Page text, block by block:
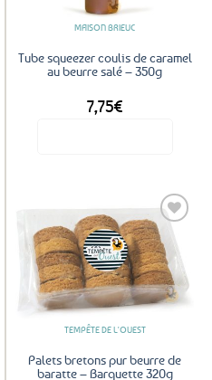
sur
MAISON BRIEUC
Tube squeezer coulis de caramel
au beurre salé – 350g
7,75€
Ajouter
aux
favoris
TEMPÊTE DE L'OUEST
Palets bretons pur beurre de
baratte – Barquette 320g